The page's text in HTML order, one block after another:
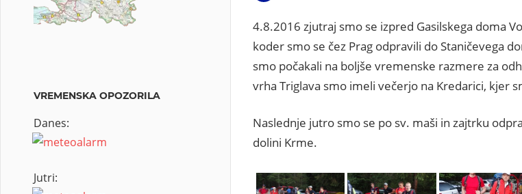
4.8.2016 zjutraj smo se izpred Gasilskega doma
koder smo se čez Prag odpravili do Staničevega
smo počakali na boljše vremenske razmere za
vrha Triglava smo imeli večerjo na Kredarici, kjer
Naslednje jutro smo se po sv. maši in zajtrku
dolini Krme.
VREMENSKA OPOZORILA
Danes:
Jutri: